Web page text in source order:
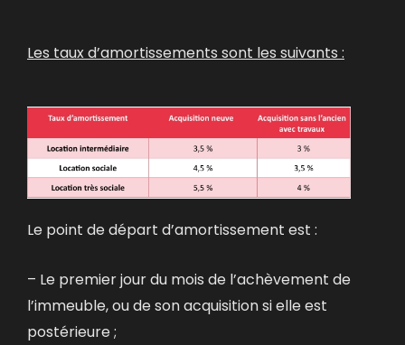
Les taux d’amortissements sont les suivants :
Le point de départ d’amortissement est :
– Le premier jour du mois de l’achèvement de
l’immeuble, ou de son acquisition si elle est
postérieure ;